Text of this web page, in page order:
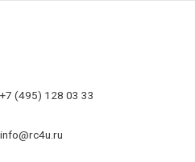
+7 (495) 128 03 33
info@rc4u.ru